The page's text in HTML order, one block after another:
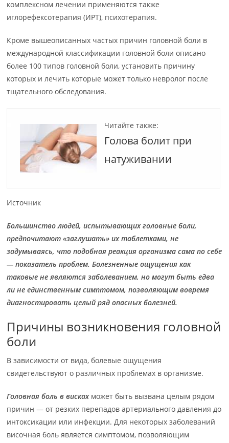
комплексном лечении применяются также
иглорефексотерапия (ИРТ), психотерапия.
Кроме вышеописанных частых причин головной боли в
международной классификации головной боли описано
более 100 типов головной боли, установить причину
которых и лечить которые может только невролог после
тщательного обследования.
Читайте также:
Голова болит при
натуживании
Источник
Большинство людей, испытывающих головные боли,
предпочитают «заглушать» их таблетками, не
задумываясь, что подобная реакция организма сама по себе
— показатель проблем. Болезненные ощущения как
таковые не являются заболеванием, но могут быть едва
ли не единственным симптомом, позволяющим вовремя
диагностировать целый ряд опасных болезней.
Причины возникновения головной
боли
В зависимости от вида, болевые ощущения
свидетельствуют о различных проблемах в организме.
Головная боль в вискахможет быть вызвана целым рядом
причин — от резких перепадов артериального давления до
интоксикации или инфекции. Для некоторых заболеваний
височная боль является симптомом, позволяющим